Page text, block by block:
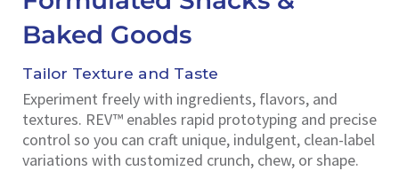
Baked Goods
Tailor Texture and Taste
Experiment freely with ingredients, flavors, and
textures. REV™ enables rapid prototyping and precise
control so you can craft unique, indulgent, clean-label
variations with customized crunch, chew, or shape.